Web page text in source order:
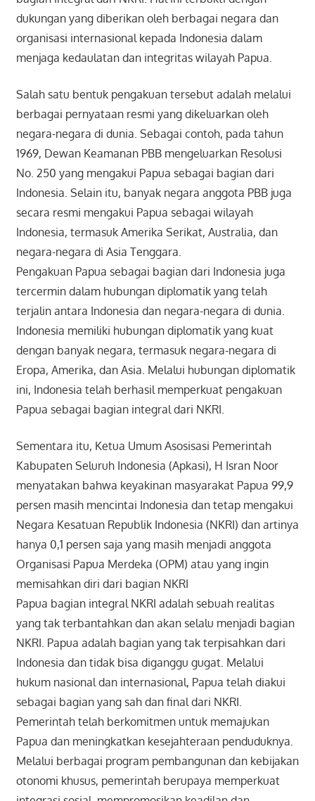
dukungan yang diberikan oleh berbagai negara dan
organisasi internasional kepada Indonesia dalam
menjaga kedaulatan dan integritas wilayah Papua.
Salah satu bentuk pengakuan tersebut adalah melalui
berbagai pernyataan resmi yang dikeluarkan oleh
negara-negara di dunia. Sebagai contoh, pada tahun
1969, Dewan Keamanan PBB mengeluarkan Resolusi
No. 250 yang mengakui Papua sebagai bagian dari
Indonesia. Selain itu, banyak negara anggota PBB juga
secara resmi mengakui Papua sebagai wilayah
Indonesia, termasuk Amerika Serikat, Australia, dan
negara-negara di Asia Tenggara.
Pengakuan Papua sebagai bagian dari Indonesia juga
tercermin dalam hubungan diplomatik yang telah
terjalin antara Indonesia dan negara-negara di dunia.
Indonesia memiliki hubungan diplomatik yang kuat
dengan banyak negara, termasuk negara-negara di
Eropa, Amerika, dan Asia. Melalui hubungan diplomatik
ini, Indonesia telah berhasil memperkuat pengakuan
Papua sebagai bagian integral dari NKRI.
Sementara itu, Ketua Umum Asosisasi Pemerintah
Kabupaten Seluruh Indonesia (Apkasi), H Isran Noor
menyatakan bahwa keyakinan masyarakat Papua 99,9
persen masih mencintai Indonesia dan tetap mengakui
Negara Kesatuan Republik Indonesia (NKRI) dan artinya
hanya 0,1 persen saja yang masih menjadi anggota
Organisasi Papua Merdeka (OPM) atau yang ingin
memisahkan diri dari bagian NKRI
Papua bagian integral NKRI adalah sebuah realitas
yang tak terbantahkan dan akan selalu menjadi bagian
NKRI. Papua adalah bagian yang tak terpisahkan dari
Indonesia dan tidak bisa diganggu gugat. Melalui
hukum nasional dan internasional, Papua telah diakui
sebagai bagian yang sah dan final dari NKRI.
Pemerintah telah berkomitmen untuk memajukan
Papua dan meningkatkan kesejahteraan penduduknya.
Melalui berbagai program pembangunan dan kebijakan
otonomi khusus, pemerintah berupaya memperkuat